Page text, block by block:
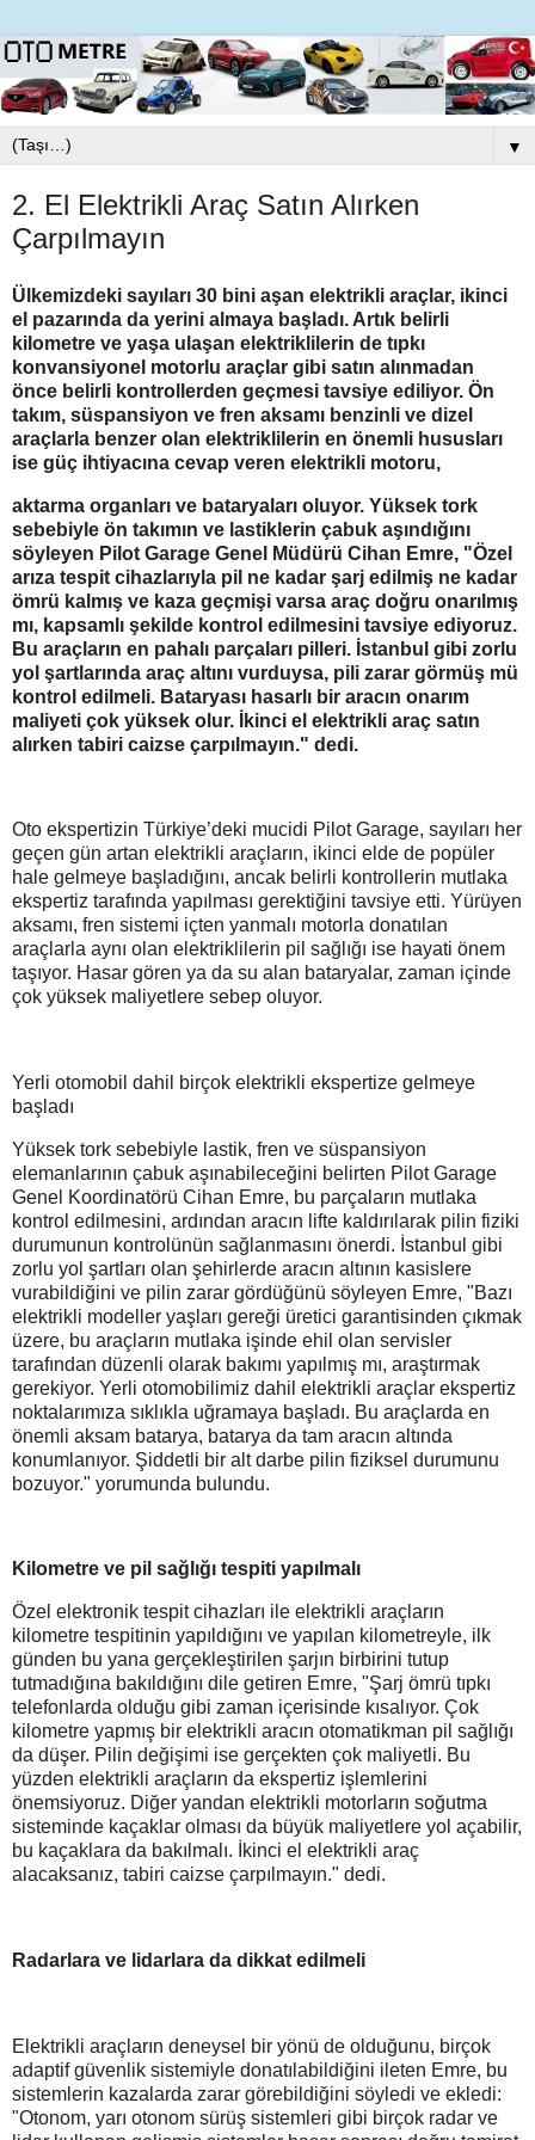
▼
2. El Elektrikli Araç Satın Alırken
Çarpılmayın
Ülkemizdeki sayıları 30 bini aşan elektrikli araçlar, ikinci
el pazarında da yerini almaya başladı. Artık belirli
kilometre ve yaşa ulaşan elektriklilerin de tıpkı
konvansiyonel motorlu araçlar gibi satın alınmadan
önce belirli kontrollerden geçmesi tavsiye ediliyor. Ön
takım, süspansiyon ve fren aksamı benzinli ve dizel
araçlarla benzer olan elektriklilerin en önemli hususları
ise güç ihtiyacına cevap veren elektrikli motoru,
aktarma organları ve bataryaları oluyor. Yüksek tork
sebebiyle ön takımın ve lastiklerin çabuk aşındığını
söyleyen Pilot Garage Genel Müdürü Cihan Emre, "Özel
arıza tespit cihazlarıyla pil ne kadar şarj edilmiş ne kadar
ömrü kalmış ve kaza geçmişi varsa araç doğru onarılmış
mı, kapsamlı şekilde kontrol edilmesini tavsiye ediyoruz.
Bu araçların en pahalı parçaları pilleri. İstanbul gibi zorlu
yol şartlarında araç altını vurduysa, pili zarar görmüş mü
kontrol edilmeli. Bataryası hasarlı bir aracın onarım
maliyeti çok yüksek olur. İkinci el elektrikli araç satın
alırken tabiri caizse çarpılmayın." dedi.
Oto ekspertizin Türkiye’deki mucidi Pilot Garage, sayıları her
geçen gün artan elektrikli araçların, ikinci elde de popüler
hale gelmeye başladığını, ancak belirli kontrollerin mutlaka
ekspertiz tarafında yapılması gerektiğini tavsiye etti. Yürüyen
aksamı, fren sistemi içten yanmalı motorla donatılan
araçlarla aynı olan elektriklilerin pil sağlığı ise hayati önem
taşıyor. Hasar gören ya da su alan bataryalar, zaman içinde
çok yüksek maliyetlere sebep oluyor.
Yerli otomobil dahil birçok elektrikli ekspertize gelmeye
başladı
Yüksek tork sebebiyle lastik, fren ve süspansiyon
elemanlarının çabuk aşınabileceğini belirten Pilot Garage
Genel Koordinatörü Cihan Emre, bu parçaların mutlaka
kontrol edilmesini, ardından aracın lifte kaldırılarak pilin fiziki
durumunun kontrolünün sağlanmasını önerdi. İstanbul gibi
zorlu yol şartları olan şehirlerde aracın altının kasislere
vurabildiğini ve pilin zarar gördüğünü söyleyen Emre, "Bazı
elektrikli modeller yaşları gereği üretici garantisinden çıkmak
üzere, bu araçların mutlaka işinde ehil olan servisler
tarafından düzenli olarak bakımı yapılmış mı, araştırmak
gerekiyor. Yerli otomobilimiz dahil elektrikli araçlar ekspertiz
noktalarımıza sıklıkla uğramaya başladı. Bu araçlarda en
önemli aksam batarya, batarya da tam aracın altında
konumlanıyor. Şiddetli bir alt darbe pilin fiziksel durumunu
bozuyor." yorumunda bulundu.
Kilometre ve pil sağlığı tespiti yapılmalı
Özel elektronik tespit cihazları ile elektrikli araçların
kilometre tespitinin yapıldığını ve yapılan kilometreyle, ilk
günden bu yana gerçekleştirilen şarjın birbirini tutup
tutmadığına bakıldığını dile getiren Emre, "Şarj ömrü tıpkı
telefonlarda olduğu gibi zaman içerisinde kısalıyor. Çok
kilometre yapmış bir elektrikli aracın otomatikman pil sağlığı
da düşer. Pilin değişimi ise gerçekten çok maliyetli. Bu
yüzden elektrikli araçların da ekspertiz işlemlerini
önemsiyoruz. Diğer yandan elektrikli motorların soğutma
sisteminde kaçaklar olması da büyük maliyetlere yol açabilir,
bu kaçaklara da bakılmalı. İkinci el elektrikli araç
alacaksanız, tabiri caizse çarpılmayın." dedi.
Radarlara ve lidarlara da dikkat edilmeli
Elektrikli araçların deneysel bir yönü de olduğunu, birçok
adaptif güvenlik sistemiyle donatılabildiğini ileten Emre, bu
sistemlerin kazalarda zarar görebildiğini söyledi ve ekledi:
"Otonom, yarı otonom sürüş sistemleri gibi birçok radar ve